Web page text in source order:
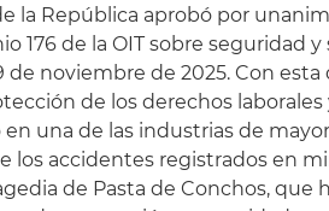
la República aprobó por
176 de la OIT sobre seguridad
de noviembre de 2025. Con
de los derechos
una de las industrias de
los accidentes registrados en
de Pasta de Conchos, que